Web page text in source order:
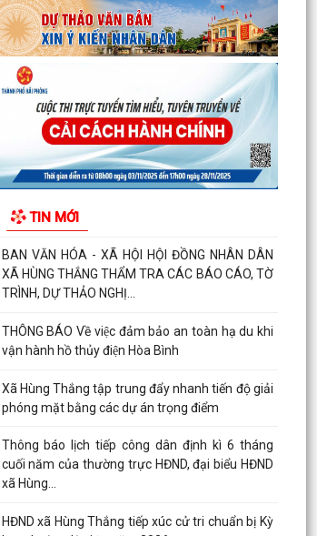
TIN MỚI
THƯỜNG TRỰC HỘI ĐỒNG NHÂN DÂN XÃ HÙNG
THẮNG HỌP NGHE BÁO CÁO CÔNG TÁC CHUẨN
BỊ KỲ HỌP THỨ 3
BAN VĂN HÓA - XÃ HỘI HỘI ĐỒNG NHÂN DÂN
XÃ HÙNG THẮNG THẨM TRA CÁC BÁO CÁO, TỜ
TRÌNH, DỰ THẢO NGHỊ...
THÔNG BÁO Về việc đảm bảo an toàn hạ du khi
Xã Hùng Thắng tập trung đẩy nhanh tiến độ giải
phóng mặt bằng các dự án trọng điểm
Thông báo lịch tiếp công dân định kì 6 tháng
xã Hùng...
họp thường lệ giữa năm 2026
xuất vụ Mùa năm 2026 trên địa bàn xã Hùng
Thắng
quyền của Ủy ban nhân dân thành phố trong